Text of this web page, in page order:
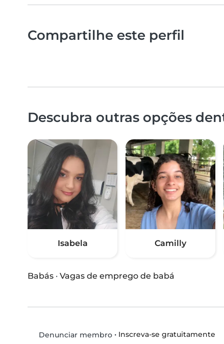
Compartilhe este perfil
Descubra outras opções
Isabela Camilly
Babás · Vagas de emprego de babá
Denunciar membro• Inscreva-se gratuitamente